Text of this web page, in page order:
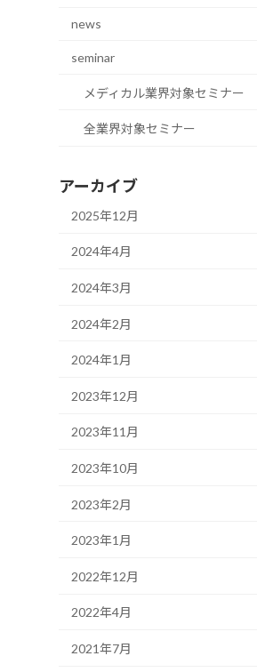
news
seminar
メディカル業界対象セミナー
全業界対象セミナー
アーカイブ
2025年12月
2024年4月
2024年3月
2024年2月
2024年1月
2023年12月
2023年11月
2023年10月
2023年2月
2023年1月
2022年12月
2022年4月
2021年7月